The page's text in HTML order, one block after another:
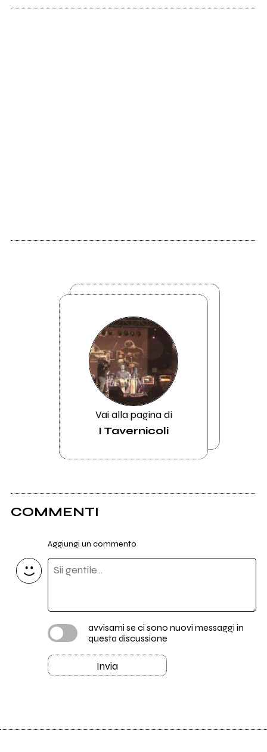
Vai alla pagina di
I Tavernicoli
COMMENTI
Aggiungi un commento
avvisami se ci sono nuovi messaggi in
questa discussione
Invia